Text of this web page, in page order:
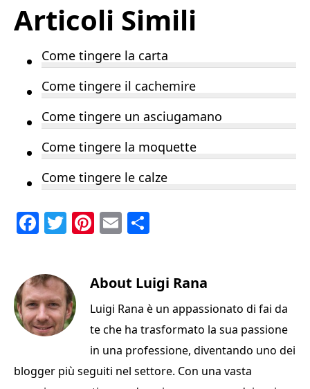
Articoli Simili
Come tingere la carta
Come tingere il cachemire
Come tingere un asciugamano
Come tingere la moquette
Come tingere le calze
F
c
e
b
o
k
T
te
r
Pi
re
st
E
l di
vi
di
About Luigi Rana
Luigi Rana è un appassionato di fai da
te che ha trasformato la sua passione
in una professione, diventando uno dei
blogger più seguiti nel settore. Con una vasta